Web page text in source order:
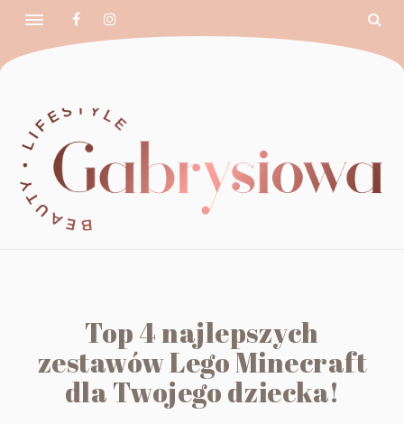
Top 4 najlepszych
zestawów Lego Minecraft
dla Twojego dziecka!